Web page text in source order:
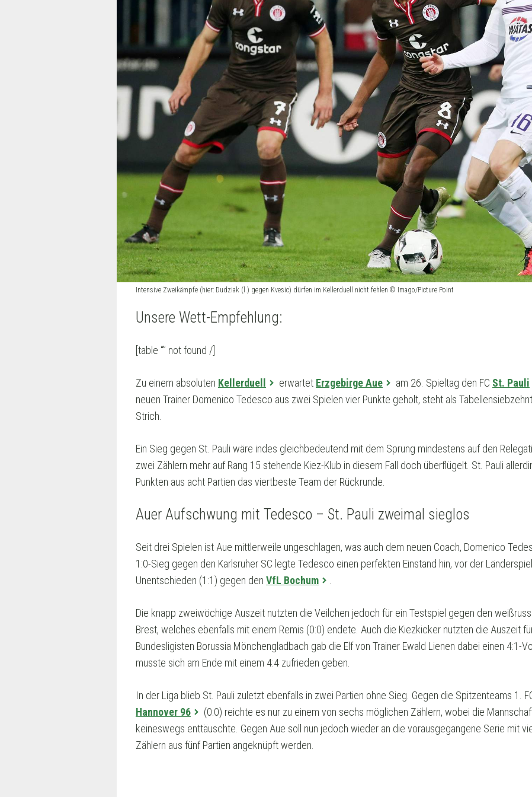
Intensive Zweikämpfe (hier: Dudziak (l.) gegen Kvesic) dürfen im Kellerduell nicht fehlen © Imago/Picture Point
Unsere Wett-Empfehlung:
[table “” not found /]
Zu einem absoluten Kellerduell erwartet Erzgebirge Aue am 26. Spieltag den FC St. Pauli
neuen Trainer Domenico Tedesco aus zwei Spielen vier Punkte geholt, steht als
Strich.
Ein Sieg gegen St. Pauli wäre indes gleichbedeutend mit dem Sprung mindestens auf den
zwei Zählern mehr auf Rang 15 stehende Kiez-Klub in diesem Fall doch überflügelt. St. Pauli
Punkten aus acht Partien das viertbeste Team der Rückrunde.
Auer Aufschwung mit Tedesco – St. Pauli zweimal sieglos
Seit drei Spielen ist Aue mittlerweile ungeschlagen, was auch dem neuen Coach, Domenico
1:0-Sieg gegen den Karlsruher SC legte Tedesco einen perfekten Einstand hin, vor der
Unentschieden (1:1) gegen den VfL Bochum
Die knapp zweiwöchige Auszeit nutzten die Veilchen jedoch für ein Testspiel gegen den
Brest, welches ebenfalls mit einem Remis (0:0) endete. Auch die Kiezkicker nutzten die Auszeit
Bundesligisten Borussia Mönchengladbach gab die Elf von Trainer Ewald Lienen dabei einen 4:1-
musste sich am Ende mit einem 4:4 zufrieden geben.
In der Liga blieb St. Pauli zuletzt ebenfalls in zwei Partien ohne Sieg. Gegen die Spitzenteams 1.
Hannover 96
(0:0) reichte es nur zu einem von sechs möglichen Zählern, wobei die
keineswegs enttäuschte. Gegen Aue soll nun jedoch wieder an die vorausgegangene Serie mit
Zählern aus fünf Partien angeknüpft werden.